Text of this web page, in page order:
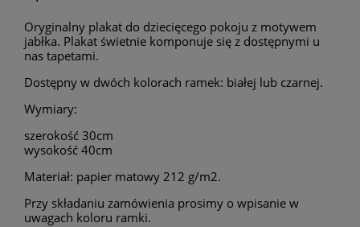
Oryginalny plakat do dziecięcego pokoju z motywem
jabłka. Plakat świetnie komponuje się z dostępnymi u
nas tapetami.
Dostępny w dwóch kolorach ramek: białej lub czarnej.
Wymiary:
szerokość 30cm
wysokość 40cm
Materiał: papier matowy 212 g/m2.
Przy składaniu zamówienia prosimy o wpisanie w
uwagach koloru ramki.